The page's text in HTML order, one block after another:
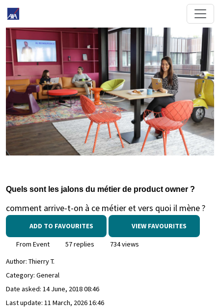
Quels sont les jalons du métier de product owner ?
comment arrive-t-on à ce métier et vers quoi il mène ?
ADD TO FAVOURITES VIEW FAVOURITES
From Event 57 replies
734 views
Author: Thierry T.
Category: General
Date asked: 14 June, 2018 08:46
Last update: 11 March, 2026 16:46